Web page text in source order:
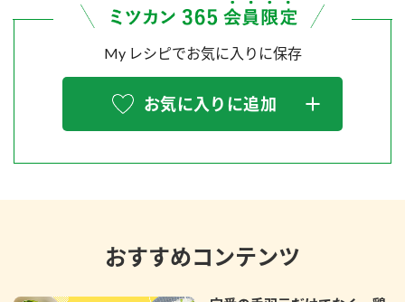
My レシピでお気に入りに保存
お気に入りに追加
おすすめコンテンツ